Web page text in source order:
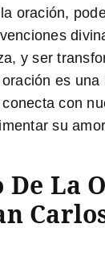
oración,
y ser
es una
con
su
De La